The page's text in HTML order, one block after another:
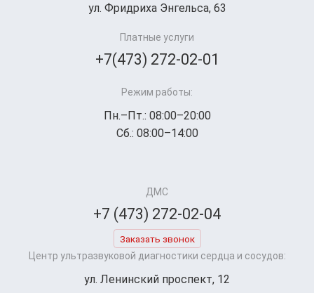
ул. Фридриха Энгельса, 63
Платные услуги
+7(473) 272-02-01
Режим работы:
Пн.–Пт.: 08:00–20:00
Сб.: 08:00–14:00
ДМС
+7 (473) 272-02-04
Заказать звонок
Центр ультразвуковой диагностики сердца и сосудов:
ул. Ленинский проспект, 12